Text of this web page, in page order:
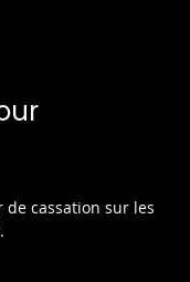
de cassation sur les